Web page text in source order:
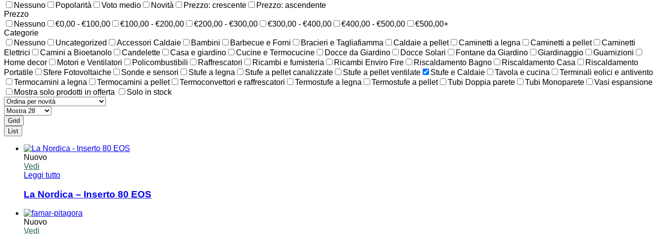
Nessuno
Popolarità Voto medio Novità Prezzo: crescente
Prezzo: ascendente
Prezzo
Nessuno
€0,00 - €100,00 €100,00 - €200,00 €200,00 - €300,00 €300,00 - €400,00 €400,00 - €500,00
€500,00+
Categorie
Nessuno
Uncategorized Accessori Caldaie Bambini Barbecue e Forni Bracieri e Tagliafiamma Caldaie a pellet Caminetti a legna Caminetti a pellet
Caminetti
Elettrici
Camini a Bioetanolo Candelette Casa e giardino Cucine e Termocucine Docce da Giardino Docce Solari Fontane da Giardino Giardinaggio
Guarnizioni
Home decor
Motori e Ventilatori Policombustibili Raffrescatori Ricambi e fumisteria Ricambi Enviro Fire Riscaldamento Bagno Riscaldamento Casa
Riscaldamento
Portatile
Sfere Fotovoltaiche Sonde e sensori Stufe a legna Stufe a pellet canalizzate Stufe a pellet ventilate Stufe e Caldaie Tavola e cucina
Terminali eolici e antivento
Termocamini a legna
Termocamini a pellet Termoconvettori e raffrescatori Termostufe a legna Termostufe a pellet Tubi Doppia parete Tubi Monoparete
Vasi espansione
Mostra solo prodotti in offerta
Solo in stock
Grid
List
Nuovo
Vedi
Leggi tutto
La Nordica – Inserto 80 EOS
Nuovo
Vedi